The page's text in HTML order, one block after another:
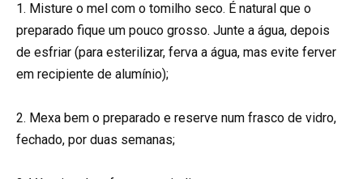
1. Misture o mel com o tomilho seco. É natural que o
preparado fique um pouco grosso. Junte a água, depois
de esfriar (para esterilizar, ferva a água, mas evite ferver
em recipiente de alumínio);
2. Mexa bem o preparado e reserve num frasco de vidro,
fechado, por duas semanas;